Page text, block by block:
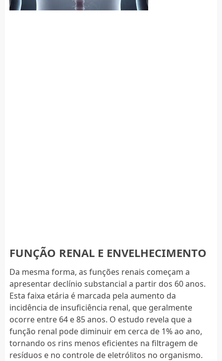
FUNÇÃO RENAL E ENVELHECIMENTO
Da mesma forma, as funções renais começam a
apresentar declínio substancial a partir dos 60 anos.
Esta faixa etária é marcada pela aumento da
incidência de insuficiência renal, que geralmente
ocorre entre 64 e 85 anos. O estudo revela que a
função renal pode diminuir em cerca de 1% ao ano,
tornando os rins menos eficientes na filtragem de
resíduos e no controle de eletrólitos no organismo.